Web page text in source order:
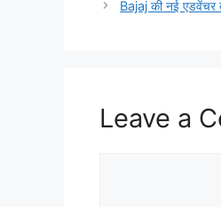
Bajaj की नई एडवेंचर
Leave a